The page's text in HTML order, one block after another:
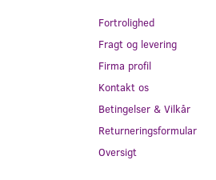
Fortrolighed
Fragt og levering
Firma profil
Kontakt os
Betingelser & Vilkår
Returneringsformular
Oversigt